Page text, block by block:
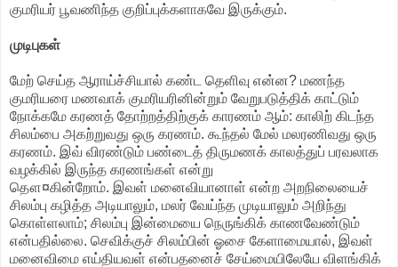
குமரியர் பூவணிந்த குறிப்புக்களாகவே இருக்கும்.
முடிபுகள்
மேற் செய்த ஆராய்ச்சியால் கண்ட தெளிவு என்ன? மணந்த
குமரியரை மணவாக் குமரியரினின்றும் வேறுபடுத்திக் காட்டும்
நோக்கமே கரணத் தோற்றத்திற்குக் காரணம் ஆம்: காலிற் கிடந்த
சிலம்பை அகற்றுவது ஒரு கரணம். கூந்தல் மேல் மலரணிவது ஒரு
கரணம். இவ் விரண்டும் பண்டைத் திருமணக் காலத்துப் பரவலாக
வழக்கில் இருந்த கரணங்கள் என்று
தௌ¤கின்றோம். இவள் மனைவியானாள் என்ற அறநிலையைச்
சிலம்பு கழித்த அடியாலும், மலர் வேய்ந்த முடியாலும் அறிந்து
கொள்ளலாம்; சிலம்பு இன்மையை நெருங்கிக் காணவேண்டும்
என்பதில்லை. செவிக்குச் சிலம்பின் ஓசை கேளாமையால், இவள்
மனைவிமை எய்தியவள் என்பதனைச் சேய்மையிலேயே விளங்கிக்